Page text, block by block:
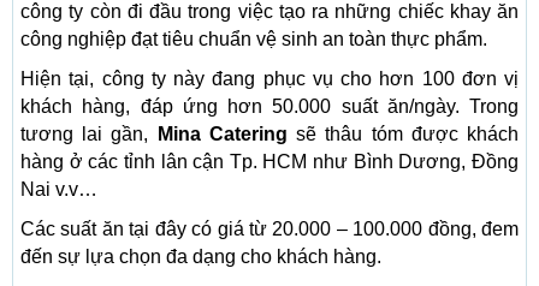
công ty còn đi đầu trong việc tạo ra những chiếc khay ăn
công nghiệp đạt tiêu chuẩn vệ sinh an toàn thực phẩm.
Hiện tại, công ty này đang phục vụ cho hơn 100 đơn vị
khách hàng, đáp ứng hơn 50.000 suất ăn/ngày. Trong
tương lai gần,
Mina Catering sẽ thâu tóm được khách
hàng ở các tỉnh lân cận Tp. HCM như Bình Dương, Đồng
Nai v.v…
Các suất ăn tại đây có giá từ 20.000 – 100.000 đồng, đem
đến sự lựa chọn đa dạng cho khách hàng.